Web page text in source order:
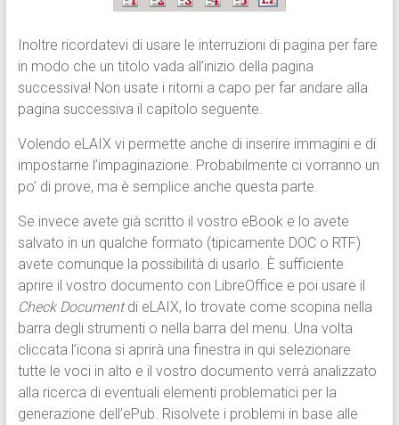
Inoltre ricordatevi di usare le interruzioni di pagina per fare
in modo che un titolo vada all’inizio della pagina
successiva! Non usate i ritorni a capo per far andare alla
pagina successiva il capitolo seguente.
Volendo eLAIX vi permette anche di inserire immagini e di
impostarne l’impaginazione. Probabilmente ci vorranno un
po’ di prove, ma è semplice anche questa parte.
Se invece avete già scritto il vostro eBook e lo avete
salvato in un qualche formato (tipicamente DOC o RTF)
avete comunque la possibilità di usarlo. È sufficiente
aprire il vostro documento con LibreOffice e poi usare il
Check Documentdi eLAIX, lo trovate come scopina nella
barra degli strumenti o nella barra del menu. Una volta
cliccata l’icona si aprirà una finestra in qui selezionare
tutte le voci in alto e il vostro documento verrà analizzato
alla ricerca di eventuali elementi problematici per la
generazione dell’ePub. Risolvete i problemi in base alle